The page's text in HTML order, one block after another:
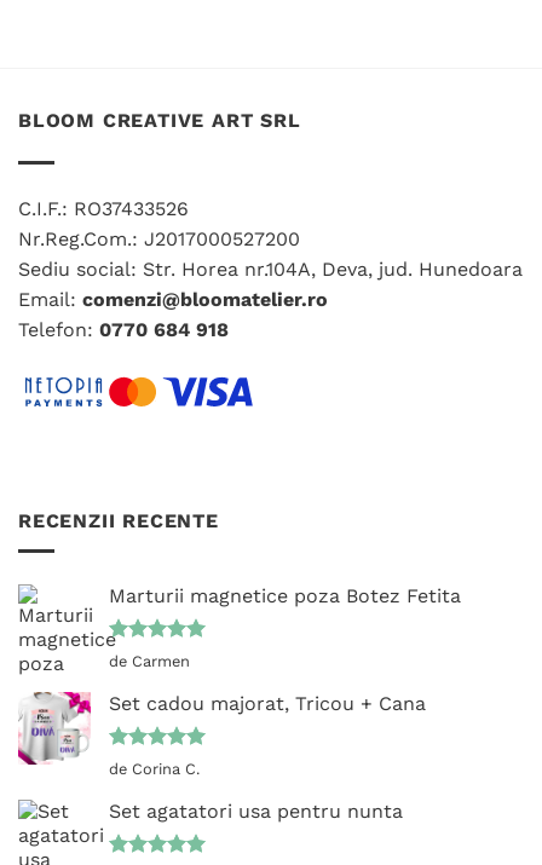
produsului.
BLOOM CREATIVE ART SRL
C.I.F.: RO37433526
Nr.Reg.Com.: J2017000527200
Sediu social: Str. Horea nr.104A, Deva, jud. Hunedoara
Email: comenzi@bloomatelier.ro
Telefon: 0770 684 918
RECENZII RECENTE
Marturii magnetice poza Botez Fetita
Evaluat la
de Carmen
Set cadou majorat, Tricou + Cana
Evaluat la
de Corina C.
Set agatatori usa pentru nunta